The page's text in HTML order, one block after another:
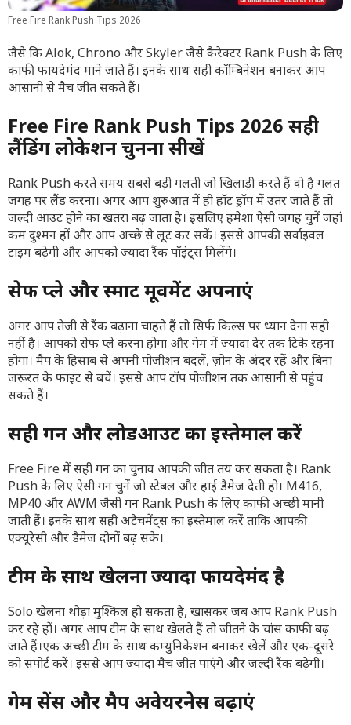
Free Fire Rank Push Tips 2026
जैसे कि Alok, Chrono और Skyler जैसे कैरेक्टर Rank Push के लिए
काफी फायदेमंद माने जाते हैं। इनके साथ सही कॉम्बिनेशन बनाकर आप
आसानी से मैच जीत सकते हैं।
Free Fire Rank Push Tips 2026 सही
लैंडिंग लोकेशन चुनना सीखें
Rank Push करते समय सबसे बड़ी गलती जो खिलाड़ी करते हैं वो है गलत
जगह पर लैंड करना। अगर आप शुरुआत में ही हॉट ड्रॉप में उतर जाते हैं तो
जल्दी आउट होने का खतरा बढ़ जाता है। इसलिए हमेशा ऐसी जगह चुनें जहां
कम दुश्मन हों और आप अच्छे से लूट कर सकें। इससे आपकी सर्वाइवल
टाइम बढ़ेगी और आपको ज्यादा रैंक पॉइंट्स मिलेंगे।
सेफ प्ले और स्मार्ट मूवमेंट अपनाएं
अगर आप तेजी से रैंक बढ़ाना चाहते हैं तो सिर्फ किल्स पर ध्यान देना सही
नहीं है। आपको सेफ प्ले करना होगा और गेम में ज्यादा देर तक टिके रहना
होगा। मैप के हिसाब से अपनी पोजीशन बदलें, ज़ोन के अंदर रहें और बिना
जरूरत के फाइट से बचें। इससे आप टॉप पोजीशन तक आसानी से पहुंच
सकते हैं।
सही गन और लोडआउट का इस्तेमाल करें
Free Fire में सही गन का चुनाव आपकी जीत तय कर सकता है। Rank
Push के लिए ऐसी गन चुनें जो स्टेबल और हाई डैमेज देती हो। M416,
MP40 और AWM जैसी गन Rank Push के लिए काफी अच्छी मानी
जाती हैं। इनके साथ सही अटैचमेंट्स का इस्तेमाल करें ताकि आपकी
एक्यूरेसी और डैमेज दोनों बढ़ सके।
टीम के साथ खेलना ज्यादा फायदेमंद है
Solo खेलना थोड़ा मुश्किल हो सकता है, खासकर जब आप Rank Push
कर रहे हों। अगर आप टीम के साथ खेलते हैं तो जीतने के चांस काफी बढ़
जाते हैं।एक अच्छी टीम के साथ कम्युनिकेशन बनाकर खेलें और एक-दूसरे
को सपोर्ट करें। इससे आप ज्यादा मैच जीत पाएंगे और जल्दी रैंक बढ़ेगी।
गेम सेंस और मैप अवेयरनेस बढ़ाएं